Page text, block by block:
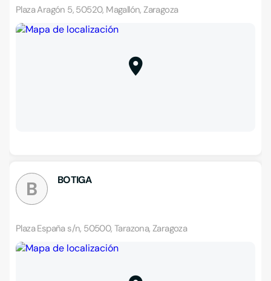
Plaza Aragón 5, 50520, Magallón, Zaragoza
B BOTIGA
Plaza España s/n, 50500, Tarazona, Zaragoza